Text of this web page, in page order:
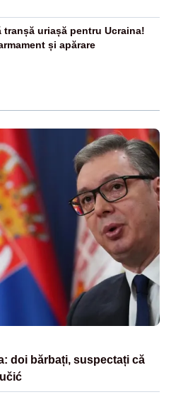
uriașă pentru Ucraina!
și apărare
doi bărbați, suspectați că